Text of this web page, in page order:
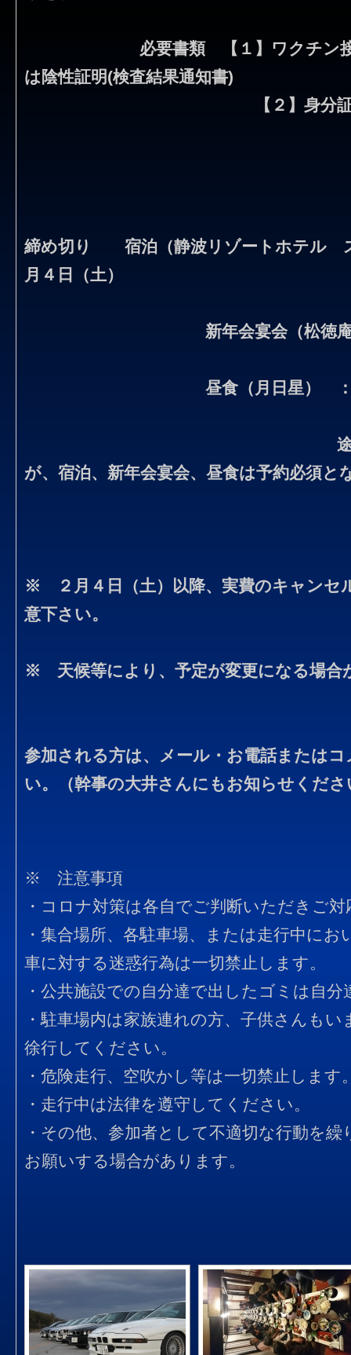
必要書類 【１】ワクチン接種証
は陰性証明(検査結果通知書)
【２】身分
締め切り 宿泊（静波リゾートホテ
月４日（土）
新年会宴会（松
昼食（月日星）
が、宿泊、新年会宴会、昼食は予約必須と
※ ２月４日（土）以降、実費のキャンセ
意下さい。
※ 天候等により、予定が変更になる場合
参加される方は、メール・お電話または
い。（幹事の大井さんにもお知らせくださ
※ 注意事項
・コロナ対策は各自でご判断いただきご
・集合場所、各駐車場、または走行中に
車に対する迷惑行為は一切禁止します。
・公共施設での自分達で出したゴミは自
・駐車場内は家族連れの方、子供さんも
徐行してください。
・危険走行、空吹かし等は一切禁止します
・走行中は法律を遵守してください。
・その他、参加者として不適切な行動を
お願いする場合があります。